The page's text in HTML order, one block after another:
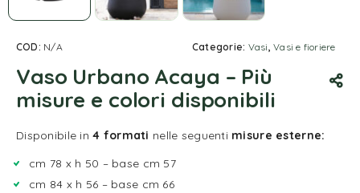
COD: N/A Categorie: Vasi,Vasi e fioriere
Vaso Urbano Acaya – Più
misure e colori disponibili
Disponibile in 4 formati nelle seguenti misure esterne:
cm 78 x h 50 – base cm 57
cm 84 x h 56 – base cm 66